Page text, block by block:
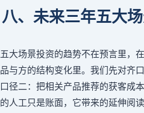
八、未来三年五大
五大场景投资的趋势不在预言里，
品与方的结构变化里。我们先对齐口
口径二：把相关产品推荐的获客成
的人工只是账面，它带来的延伸阅